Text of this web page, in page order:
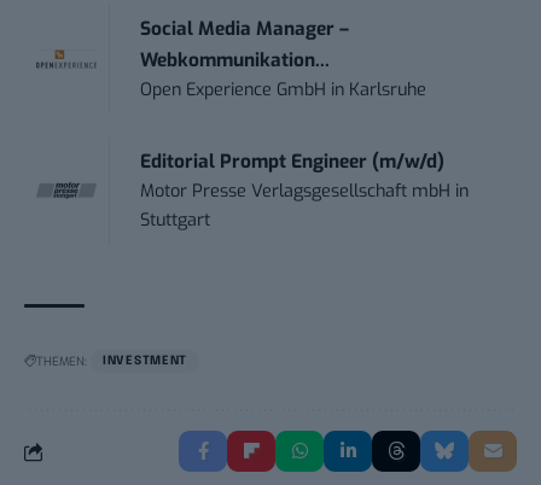
Social Media Manager –
Webkommunikation...
Open Experience GmbH in Karlsruhe
Editorial Prompt Engineer (m/w/d)
Motor Presse Verlagsgesellschaft mbH in
Stuttgart
THEMEN: INVESTMENT